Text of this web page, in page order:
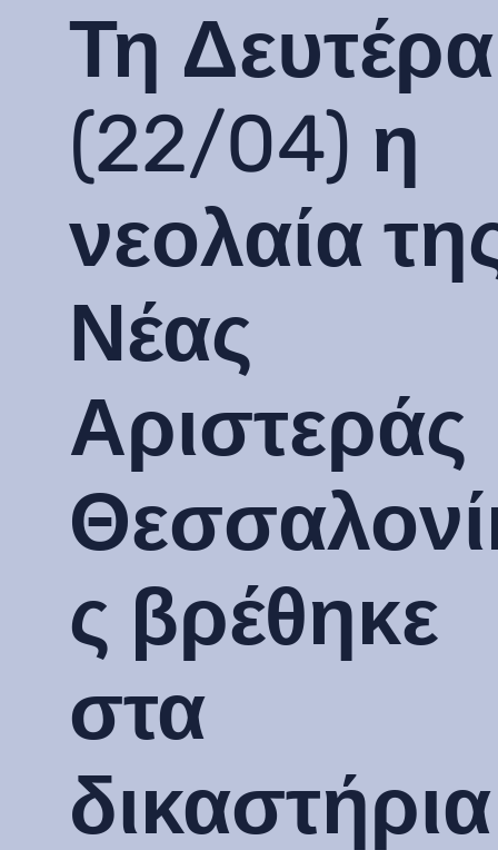
Τη Δευτέρα
(22/04) η
νεολαία
Νέας
Αριστεράς
ς βρέθηκε
στα
δικαστήρια